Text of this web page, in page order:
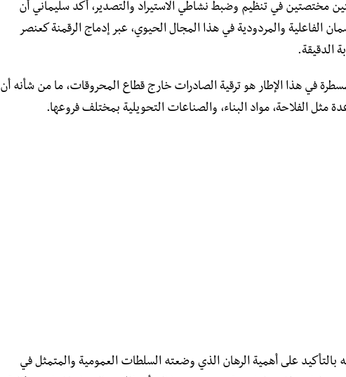
مختصتين في تنظيم وضبط نشاطي الاستيراد والتصدير، أكد سليماني أن
الفاعلية والمردودية في هذا المجال الحيوي، عبر إدماج الرقمنة كعنصر
الدقيقة.
في هذا الإطار هو ترقية الصادرات خارج قطاع المحروقات، ما من شأنه أن
مثل الفلاحة، مواد البناء، والصناعات التحويلية بمختلف فروعها.
بالتأكيد على أهمية الرهان الذي وضعته السلطات العمومية والمتمثل في